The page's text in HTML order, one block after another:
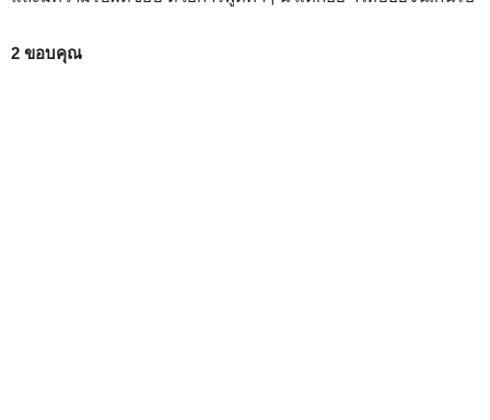
2 ขอบคุณ